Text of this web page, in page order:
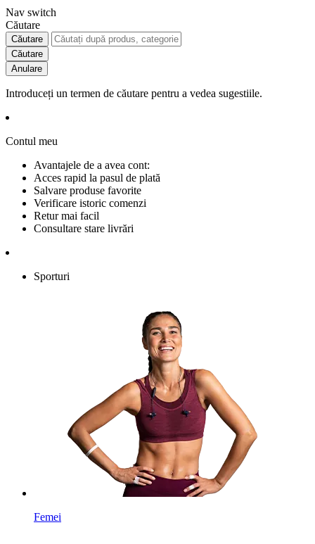
Nav switch
Căutare
Căutare
Căutare
Anulare
Introduceți un termen de căutare pentru a vedea sugestiile.
Contul meu
Avantajele de a avea cont:
Acces rapid la pasul de plată
Salvare produse favorite
Verificare istoric comenzi
Retur mai facil
Consultare stare livrări
Sporturi
Femei